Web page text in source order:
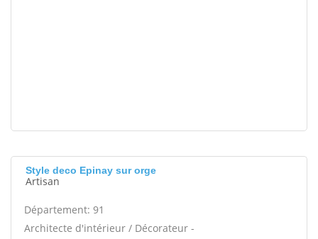
Style deco Epinay sur orge
Artisan
Département: 91
Architecte d'intérieur / Décorateur -